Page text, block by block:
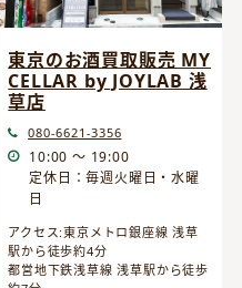
東京のお酒買取販売 MY
CELLAR by JOYLAB 浅
草店
080-6621-3356
10:00 ～ 19:00
定休日：毎週火曜日・水曜
日
アクセス:東京メトロ銀座線 浅草
駅から徒歩約4分
都営地下鉄浅草線 浅草駅から徒歩